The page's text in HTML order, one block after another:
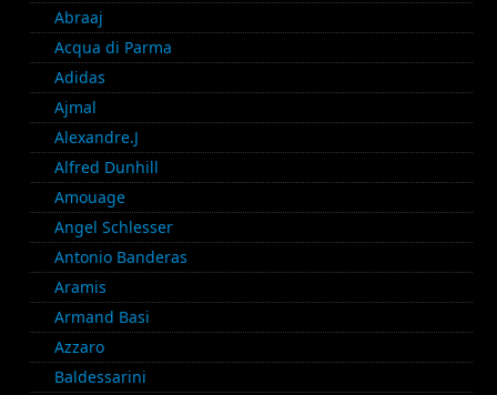
Abraaj
Acqua di Parma
Adidas
Ajmal
Alexandre.J
Alfred Dunhill
Amouage
Angel Schlesser
Antonio Banderas
Aramis
Armand Basi
Azzaro
Baldessarini